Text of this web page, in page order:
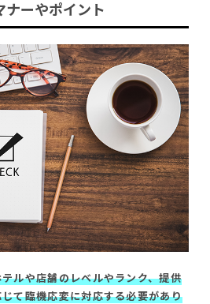
ーやポイント
ルや店舗のレベルやランク、提供
て臨機応変に対応する必要があり